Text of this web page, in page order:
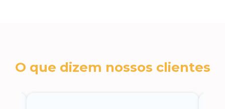
O que dizem nossos clientes